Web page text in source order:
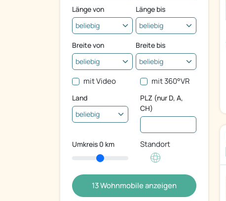
Länge von Länge bis
Breite von Breite bis
mit Video mit 360°VR
Land
PLZ (nur D, A,
CH)
Umkreis 0 km Standort
13Wohnmobile anzeigen